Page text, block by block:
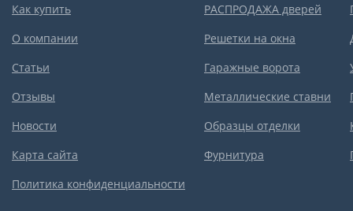
Как купить
О компании
Статьи
Отзывы
Новости
Карта сайта
Политика конфиденциальности
РАСПРОДАЖА дверей
Решетки на окна
Гаражные ворота
Металлические ставни
Образцы отделки
Фурнитура